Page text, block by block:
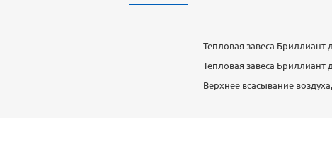
Тепловая завеса
Тепловая завеса
Верхнее всасывание